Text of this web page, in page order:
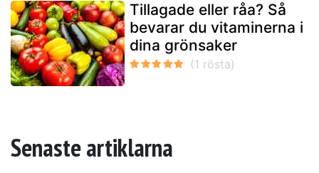
Tillagade eller råa? Så
bevarar du vitaminerna i
dina grönsaker
Senaste artiklarna